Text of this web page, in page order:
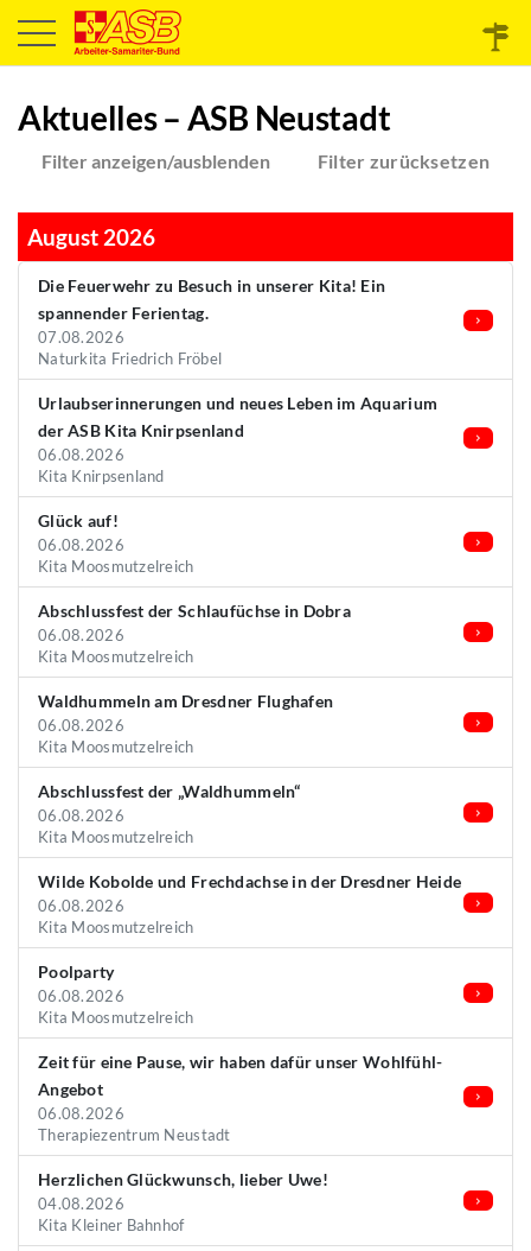
Aktuelles – ASB Neustadt
Filter anzeigen/ausblenden Filter zurücksetzen
August 2026
Die Feuerwehr zu Besuch in unserer Kita! Ein
spannender Ferientag.
07.08.2026
Naturkita Friedrich Fröbel
Urlaubserinnerungen und neues Leben im Aquarium
der ASB Kita Knirpsenland
06.08.2026
Kita Knirpsenland
Glück auf!
06.08.2026
Kita Moosmutzelreich
Abschlussfest der Schlaufüchse in Dobra
06.08.2026
Kita Moosmutzelreich
Waldhummeln am Dresdner Flughafen
06.08.2026
Kita Moosmutzelreich
Abschlussfest der „Waldhummeln“
06.08.2026
Kita Moosmutzelreich
Wilde Kobolde und Frechdachse in der Dresdner Heide
06.08.2026
Kita Moosmutzelreich
Poolparty
06.08.2026
Kita Moosmutzelreich
Zeit für eine Pause, wir haben dafür unser Wohlfühl-
Angebot
06.08.2026
Therapiezentrum Neustadt
Herzlichen Glückwunsch, lieber Uwe!
04.08.2026
Kita Kleiner Bahnhof